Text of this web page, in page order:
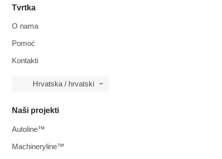
Tvrtka
O nama
Pomoć
Kontakti
Hrvatska / hrvatski
Naši projekti
Autoline™
Machineryline™